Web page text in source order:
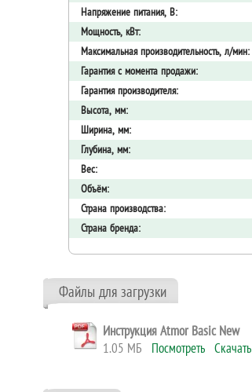
Напряжение питания, В:
Мощность, кВт:
Максимальная производительность, л/мин:
Гарантия с момента продажи:
Гарантия производителя:
Высота, мм:
Ширина, мм:
Глубина, мм:
Вес:
Объём:
Страна производства:
Страна бренда:
Файлы для загрузки
Инструкция Atmor Basic New
1.05 МБ Посмотреть Скачать